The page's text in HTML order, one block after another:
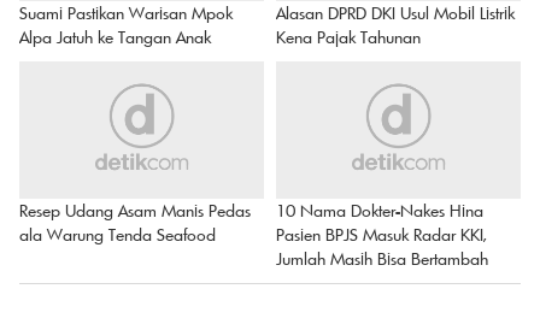
Suami Pastikan Warisan Mpok
Alpa Jatuh ke Tangan Anak
Alasan DPRD DKI Usul Mobil Listrik
Kena Pajak Tahunan
Resep Udang Asam Manis Pedas
ala Warung Tenda Seafood
10 Nama Dokter-Nakes Hina
Pasien BPJS Masuk Radar KKI,
Jumlah Masih Bisa Bertambah